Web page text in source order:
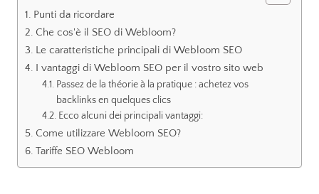
Punti da ricordare
Che cos'è il SEO di Webloom?
Le caratteristiche principali di Webloom SEO
I vantaggi di Webloom SEO per il vostro sito web
Passez de la théorie à la pratique : achetez vos
backlinks en quelques clics
Ecco alcuni dei principali vantaggi:
Come utilizzare Webloom SEO?
Tariffe SEO Webloom